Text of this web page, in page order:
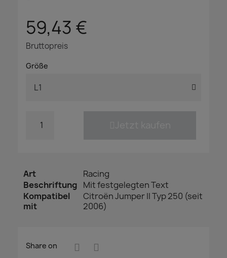
59,43 €
Bruttopreis
Größe
Art
Racing
Beschriftung Mit festgelegten Text
Kompatibel
mit
Citroën Jumper II Typ 250 (seit
2006)
Share on